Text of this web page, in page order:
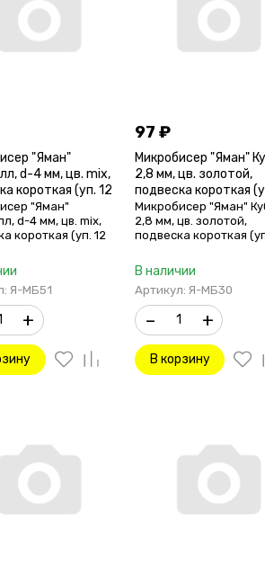
"Яман"
d-4 мм, цв. mix,
короткая (уп. 12
"Яман"
d-4 мм, цв. mix,
короткая (уп. 12
Я-МБ51
+
97₽
Микробисер "Яман"
2,8 мм, цв. золотой,
подвеска короткая
шт.)
Микробисер "Яман"
2,8 мм, цв. золотой,
подвеска короткая
В наличии
Артикул: Я-МБ30
– +
В корзину